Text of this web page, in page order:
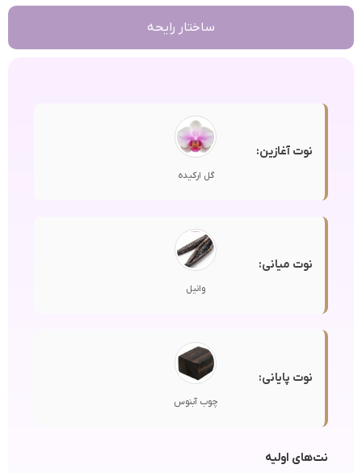
ساختار رایحه
نوت آغازین:
گل ارکیده
نوت میانی:
وانیل
نوت پایانی:
چوب آبنوس
نت‌های اولیه